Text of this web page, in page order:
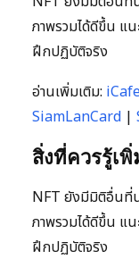
ภาพรวมได้ดีขึ้น แ
ฝึกปฏิบัติจริง
อ่านเพิ่มเติม:
SiamLanCard |
สิ่งที่ควรรู้เ
NFT ยังมีมิติอื่นที่น่
ภาพรวมได้ดีขึ้น แ
ฝึกปฏิบัติจริง